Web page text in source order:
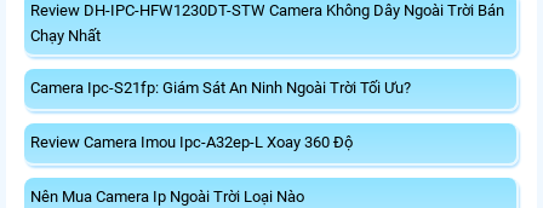
Review DH-IPC-HFW1230DT-STW Camera Không Dây Ngoài Trời Bán
Chạy Nhất
Camera Ipc-S21fp: Giám Sát An Ninh Ngoài Trời Tối Ưu?
Review Camera Imou Ipc-A32ep-L Xoay 360 Độ
Nên Mua Camera Ip Ngoài Trời Loại Nào